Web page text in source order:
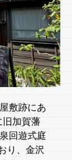
敷跡にあ
旧加賀藩
回遊式庭
り、金沢